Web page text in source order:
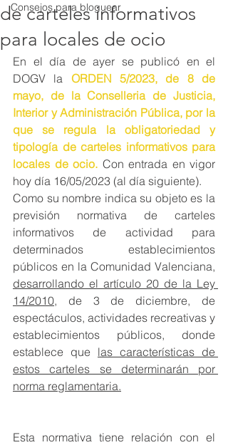
Consejos para bloguear
de carteles informativos
para locales de ocio
En el día de ayer se publicó en el
DOGV la ORDEN 5/2023, de 8 de
mayo, de la Conselleria de Justicia,
Interior y Administración Pública, por la
que se regula la obligatoriedad y
tipología de carteles informativos para
locales de ocio. Con entrada en vigor
hoy día 16/05/2023 (al día siguiente).
Como su nombre indica su objeto es la
previsión normativa de carteles
informativos de actividad para
determinados establecimientos
desarrollando el artículo 20 de la Ley
14/2010, de 3 de diciembre, de
espectáculos, actividades recreativas y
establecimientos públicos, donde
establece que las características de
estos carteles se determinarán por
norma reglamentaria.